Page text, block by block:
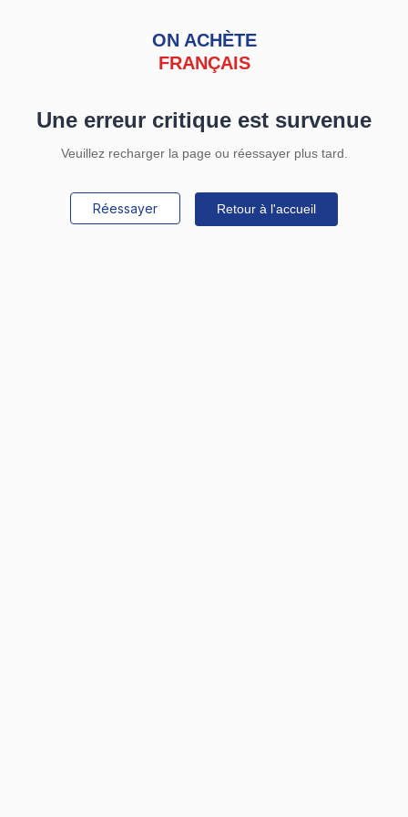
ON ACHÈTE
FRANÇAIS
Une erreur critique est survenue
Veuillez recharger la page ou réessayer plus tard.
Réessayer Retour à l'accueil